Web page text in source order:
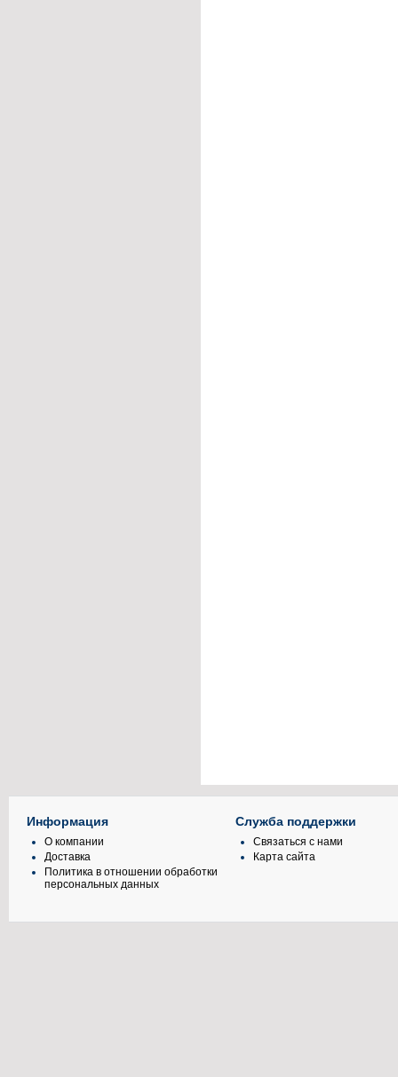
Информация
О компании
Доставка
Политика в отношении обработки
персональных данных
Служба поддержки
Связаться с нами
Карта сайта